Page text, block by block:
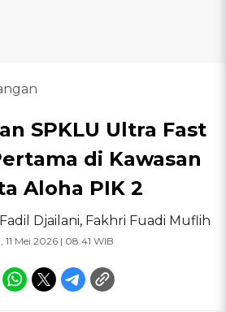
SPKLU Ultra Fast
di Kawasan
Aloha PIK 2
Djailani, Fakhri Fuadi Muflih
11 Mei 2026 | 08:41 WIB